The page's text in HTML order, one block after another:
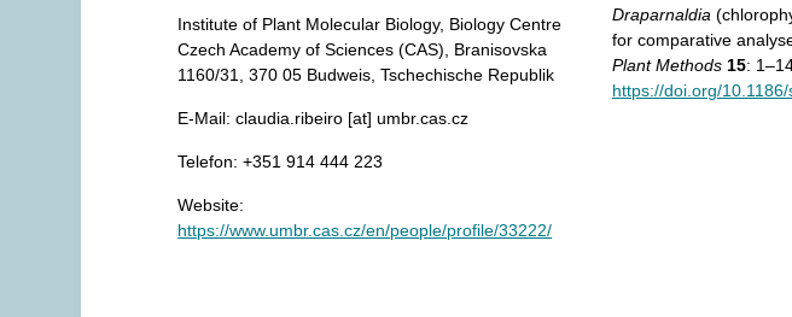
Institute of Plant Molecular Biology, Biology Centre
Czech Academy of Sciences (CAS), Branisovska
1160/31, 370 05 Budweis, Tschechische Republik
E-Mail: claudia.ribeiro [at] umbr.cas.cz
Telefon: +351 914 444 223
Website:
https://www.umbr.cas.cz/en/people/profile/33222/
Draparnaldia
for comparative
Plant Methods 15:
https://doi.org/